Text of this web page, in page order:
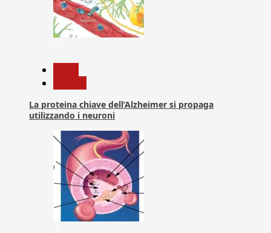
La proteina chiave dell’Alzheimer si propaga
utilizzando i neuroni